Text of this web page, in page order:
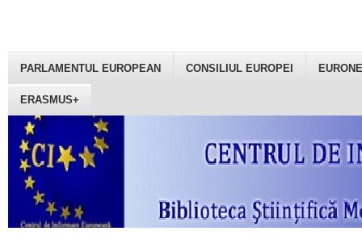
PARLAMENTUL EUROPEAN CONSILIUL EUROPEI
ERASMUS+